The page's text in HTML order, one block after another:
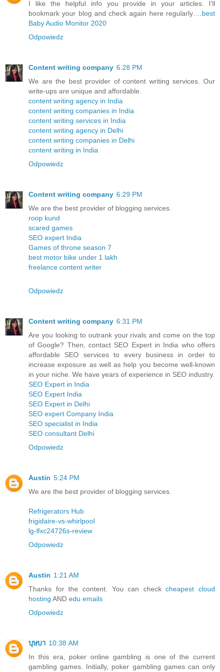
I like the helpful info you provide in your articles. I’ll
bookmark your blog and check again here regularly…. best
Baby Audio Monitor 2020
Odpowiedz
Content writing company 6:28 PM
We are the best provider of content writing services. Our
write-ups are unique and affordable.
content writing agency in India
content writing companies in India
content writing services in India
content writing agency in Delhi
content writing companies in Delhi
content writing in India
Odpowiedz
Content writing company 6:29 PM
We are the best provider of blogging services.
roop kund
scared games
SEO expert India
Games of throne season 7
best motor bike under 1 lakh
freelance content writer
Odpowiedz
Content writing company 6:31 PM
Are you looking to outrank your rivals and come on the top
of Google? Then, contact SEO Expert in India who offers
affordable SEO services to every business in order to
increase exposure as well as help you become well-known
in your niche. We have years of experience in SEO industry.
SEO Expert in India
SEO Expert India
SEO Expert in Delhi
SEO expert Company India
SEO specialist in India
SEO consultant Delhi
Odpowiedz
Austin 5:24 PM
We are the best provider of blogging services.
Refrigerators Hub
frigidaire-vs-whirlpool
lg-lfxc24726s-review
Odpowiedz
Austin 1:21 AM
Thanks for the content. You can checkcheapest cloud
hosting AND edu emails
Odpowiedz
บุษบา 10:38 AM
In this era, poker online gambling is one of the current
gambling games. Initially, poker gambling games can only